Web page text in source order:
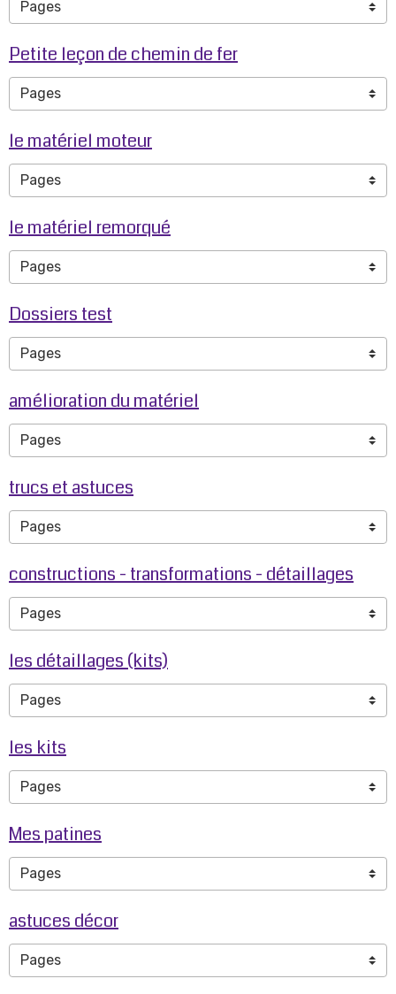
Petite leçon de chemin de fer
le matériel moteur
le matériel remorqué
Dossiers test
amélioration du matériel
trucs et astuces
constructions - transformations - détaillages
les détaillages (kits)
les kits
Mes patines
astuces décor